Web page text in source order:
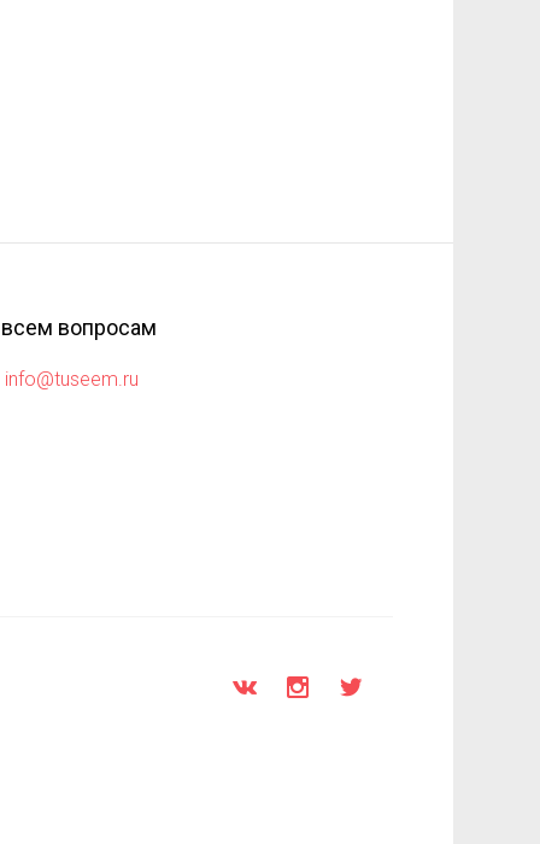
вопросам
info@tuseem.ru